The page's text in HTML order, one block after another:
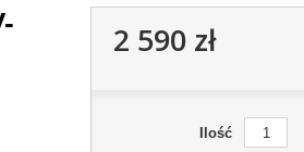
2 590 zł
Ilość